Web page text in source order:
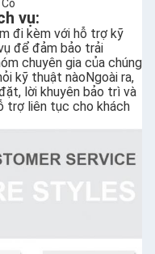
vụ:
đi kèm với hỗ trợ kỹ
để đảm bảo trải
chuyên gia của chúng
kỹ thuật nàoNgoài ra,
lời khuyên bảo trì và
trợ liên tục cho khách